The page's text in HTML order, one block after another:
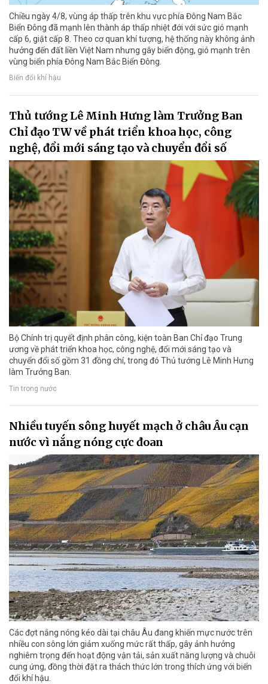
Chiều ngày 4/8, vùng áp thấp trên khu vực phía Đông Nam Bắc
Biển Đông đã mạnh lên thành áp thấp nhiệt đới với sức gió mạnh
cấp 6, giật cấp 8. Theo cơ quan khí tượng, hệ thống này không ảnh
hưởng đến đất liền Việt Nam nhưng gây biển động, gió mạnh trên
vùng biển phía Đông Nam Bắc Biển Đông.
Biến đổi khí hậu
Thủ tướng Lê Minh Hưng làm Trưởng Ban
Chỉ đạo TW về phát triển khoa học, công
nghệ, đổi mới sáng tạo và chuyển đổi số
Bộ Chính trị quyết định phân công, kiện toàn Ban Chỉ đạo Trung
ương về phát triển khoa học, công nghệ, đổi mới sáng tạo và
chuyển đổi số gồm 31 đồng chí, trong đó Thủ tướng Lê Minh Hưng
làm Trưởng Ban.
Tin trong nước
Nhiều tuyến sông huyết mạch ở châu Âu cạn
nước vì nắng nóng cực đoan
Các đợt nắng nóng kéo dài tại châu Âu đang khiến mực nước trên
nhiều con sông lớn giảm xuống mức rất thấp, gây ảnh hưởng
nghiêm trọng đến hoạt động vận tải, sản xuất năng lượng và chuỗi
cung ứng, đồng thời đặt ra thách thức lớn trong thích ứng với biến
đổi khí hậu.